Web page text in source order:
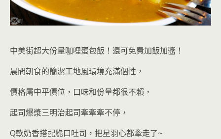
中美街超大份量咖哩蛋包飯！還可免費加飯加醬！
晨間朝食的簡潔工地風環境充滿個性，
價格屬中平價位，口味和份量都很不賴，
起司爆漿三明治起司牽牽牽不停，
Q軟奶香搭配脆口吐司，把星羽心都牽走了~